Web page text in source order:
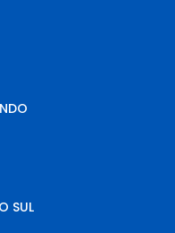
SUL